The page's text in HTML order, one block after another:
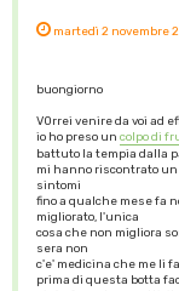
martedì 2 novembre
buongiorno
VOrrei venire da voi ad
io ho preso un colpo di
battuto la tempia dalla
mi hanno riscontrato
sintomi
fino a qualche mese fa
migliorato, l'unica
cosa che non migliora
sera non
c'e' medicina che me li
prima di questa botta